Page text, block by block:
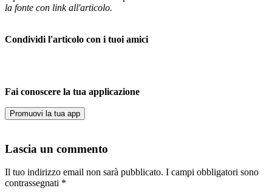
la fonte con link all'articolo.
Condividi l'articolo con i tuoi amici
Fai conoscere la tua applicazione
Promuovi la tua app
Lascia un commento
Il tuo indirizzo email non sarà pubblicato. I campi obbligatori sono
contrassegnati *